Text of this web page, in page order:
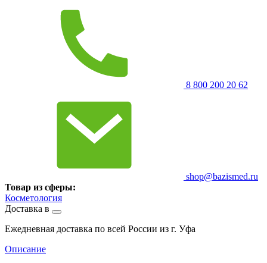
8 800 200 20 62
shop@bazismed.ru
Товар из сферы:
Косметология
Доставка в
Ежедневная доставка по всей России из г. Уфа
Описание